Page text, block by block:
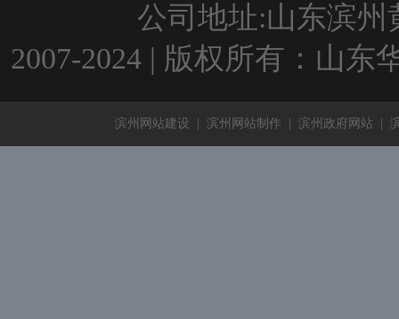
公司地址:山东滨州
2007-2024 | 版权所有：山
滨州网站建设 滨州网站制作 滨州政府网站